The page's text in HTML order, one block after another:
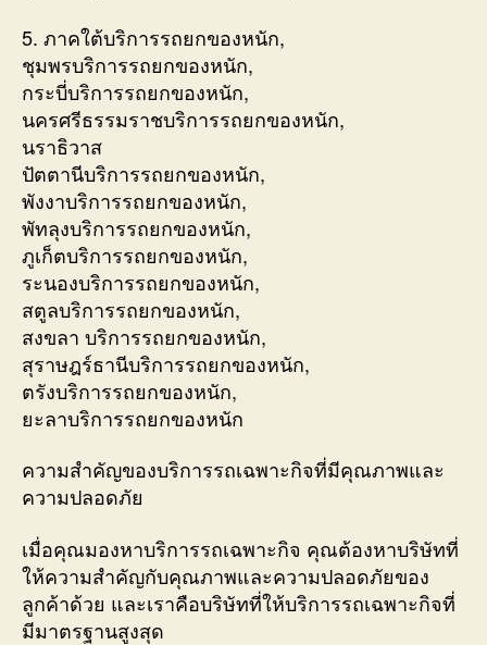
5. ภาคใต้บริการรถยกของหนัก,
ชุมพรบริการรถยกของหนัก,
กระบี่บริการรถยกของหนัก,
นครศรีธรรมราชบริการรถยกของหนัก,
นราธิวาส
ปัตตานีบริการรถยกของหนัก,
พังงาบริการรถยกของหนัก,
พัทลุงบริการรถยกของหนัก,
ภูเก็ตบริการรถยกของหนัก,
ระนองบริการรถยกของหนัก,
สตูลบริการรถยกของหนัก,
สงขลา บริการรถยกของหนัก,
สุราษฎร์ธานีบริการรถยกของหนัก,
ตรังบริการรถยกของหนัก,
ยะลาบริการรถยกของหนัก
ความสำคัญของบริการรถเฉพาะกิจที่มีคุณภาพและ
ความปลอดภัย
เมื่อคุณมองหาบริการรถเฉพาะกิจ คุณต้องหาบริษัทที่
ให้ความสำคัญกับคุณภาพและความปลอดภัยของ
ลูกค้าด้วย และเราคือบริษัทที่ให้บริการรถเฉพาะกิจที่
มีมาตรฐานสูงสุด